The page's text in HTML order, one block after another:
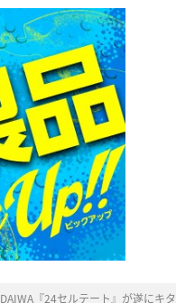
DAIWA『24セルテート』が遂にキ